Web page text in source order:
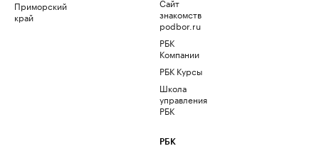
Приморский
край
знакомств
podbor.ru
РБК
Компании
РБК Курсы
Школа
управления
РБК
РБК